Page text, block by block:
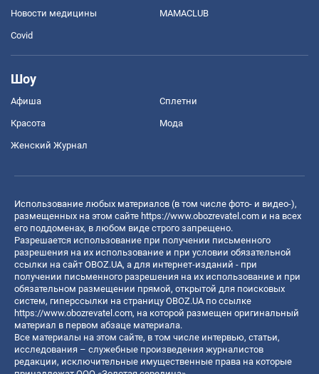
Новости медицины MAMACLUB
Covid
Шоу
Афиша Сплетни
Красота Мода
Женский Журнал
Использование любых материалов (в том числе фото- и видео-),
размещенных на этом сайте https://www.obozrevatel.com и на всех
его поддоменах, в любом виде строго запрещено.
Разрешается использование при получении письменного
разрешения на их использование и при условии обязательной
ссылки на сайт OBOZ.UA, а для интернет-изданий - при
получении письменного разрешения на их использование и при
обязательном размещении прямой, открытой для поисковых
систем, гиперссылки на страницу OBOZ.UA по ссылке
https://www.obozrevatel.com, на которой размещен оригинальный
материал в первом абзаце материала.
Все материалы на этом сайте, в том числе интервью, статьи,
исследования – служебные произведения журналистов
редакции, исключительные имущественные права на которые